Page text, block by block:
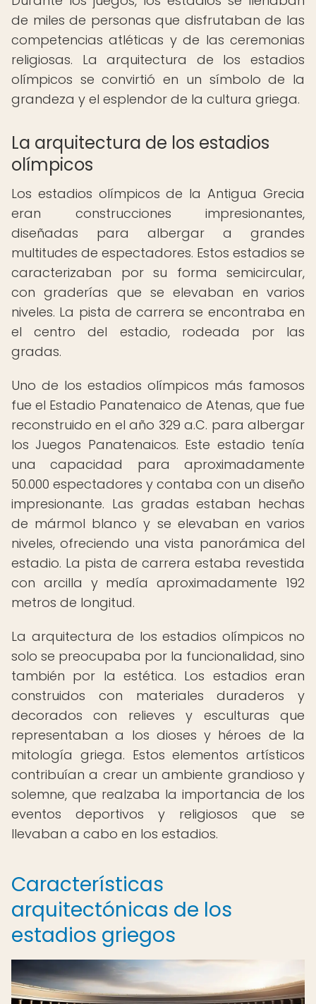
de miles de personas que disfrutaban de las
competencias atléticas y de las ceremonias
religiosas. La arquitectura de los estadios
olímpicos se convirtió en un símbolo de la
grandeza y el esplendor de la cultura griega.
La arquitectura de los estadios
olímpicos
Los estadios olímpicos de la Antigua Grecia
eran construcciones impresionantes,
diseñadas para albergar a grandes
multitudes de espectadores. Estos estadios se
caracterizaban por su forma semicircular,
con graderías que se elevaban en varios
niveles. La pista de carrera se encontraba en
el centro del estadio, rodeada por las
gradas.
Uno de los estadios olímpicos más famosos
fue el Estadio Panatenaico de Atenas, que fue
reconstruido en el año 329 a.C. para albergar
los Juegos Panatenaicos. Este estadio tenía
una capacidad para aproximadamente
50.000 espectadores y contaba con un diseño
impresionante. Las gradas estaban hechas
de mármol blanco y se elevaban en varios
niveles, ofreciendo una vista panorámica del
estadio. La pista de carrera estaba revestida
con arcilla y medía aproximadamente 192
metros de longitud.
La arquitectura de los estadios olímpicos no
solo se preocupaba por la funcionalidad, sino
también por la estética. Los estadios eran
construidos con materiales duraderos y
decorados con relieves y esculturas que
representaban a los dioses y héroes de la
mitología griega. Estos elementos artísticos
contribuían a crear un ambiente grandioso y
solemne, que realzaba la importancia de los
eventos deportivos y religiosos que se
llevaban a cabo en los estadios.
Características
arquitectónicas de los
estadios griegos